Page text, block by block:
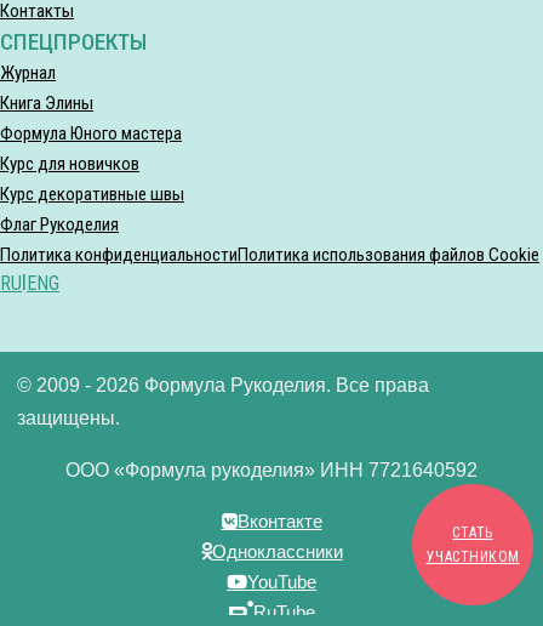
Контакты
СПЕЦПРОЕКТЫ
Журнал
Книга Элины
Формула Юного мастера
Курс для новичков
Курс декоративные швы
Флаг Рукоделия
СТАТЬ
УЧАСТНИКОМ
Политика конфиденциальностиПолитика использования файлов Cookie
RU ENG
© 2009 - 2026 Формула Рукоделия. Все права
защищены.
ООО «Формула рукоделия» ИНН 7721640592
Вконтакте
Одноклассники
YouTube
RuTube